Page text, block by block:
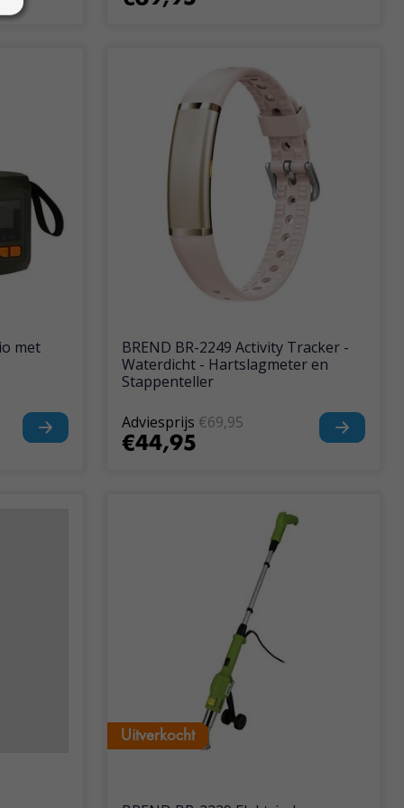
met
BREND BR-2249 Activity Tracker -
Waterdicht - Hartslagmeter en
Stappenteller
Adviesprijs €69,95
€44,95
Uitverkocht
Uitverkocht